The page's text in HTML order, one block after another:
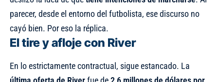
parecer, desde el entorno del futbolista, ese discurso no
cayó bien. Por eso la réplica.
El tire y afloje con River
En lo estrictamente contractual, sigue estancado. La